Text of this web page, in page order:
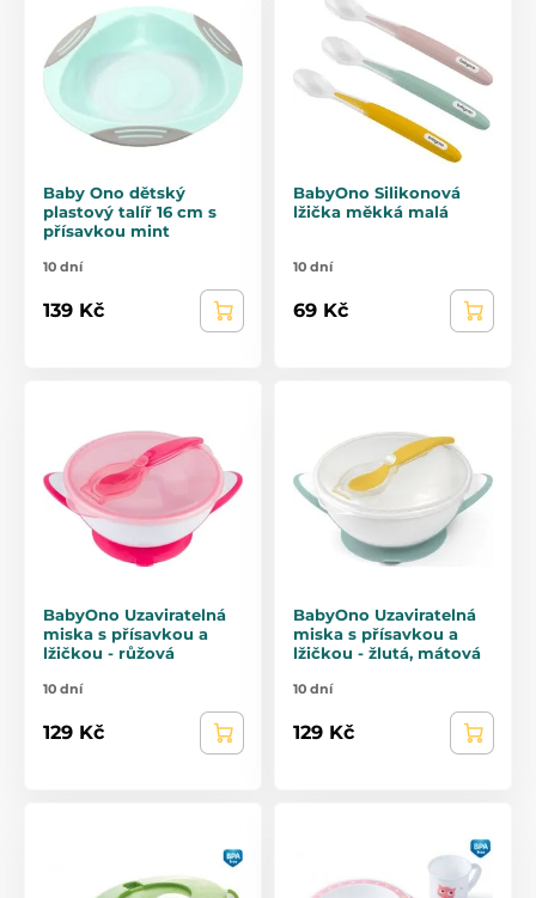
Baby Ono dětský
plastový talíř 16 cm s
přísavkou mint
10 dní
139 Kč
BabyOno Silikonová
lžička měkká malá
10 dní
69 Kč
BabyOno Uzaviratelná
miska s přísavkou a
lžičkou - růžová
10 dní
129 Kč
BabyOno Uzaviratelná
miska s přísavkou a
lžičkou - žlutá, mátová
10 dní
129 Kč